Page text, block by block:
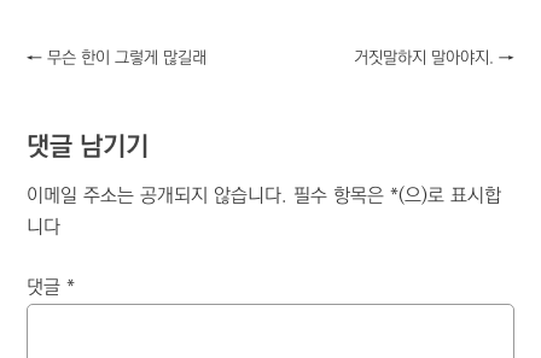
←무슨 한이 그렇게 많길래 거짓말하지 말아야지. →
댓글 남기기
이메일 주소는 공개되지 않습니다. 필수 항목은*(으)로 표시합
니다
댓글*